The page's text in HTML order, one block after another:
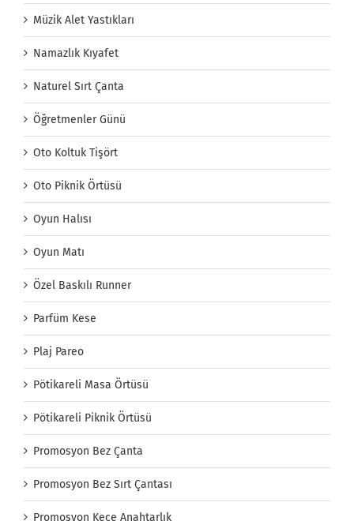
Müzik Alet Yastıkları
Namazlık Kıyafet
Naturel Sırt Çanta
Öğretmenler Günü
Oto Koltuk Tişört
Oto Piknik Örtüsü
Oyun Halısı
Oyun Matı
Özel Baskılı Runner
Parfüm Kese
Plaj Pareo
Pötikareli Masa Örtüsü
Pötikareli Piknik Örtüsü
Promosyon Bez Çanta
Promosyon Bez Sırt Çantası
Promosyon Keçe Anahtarlık